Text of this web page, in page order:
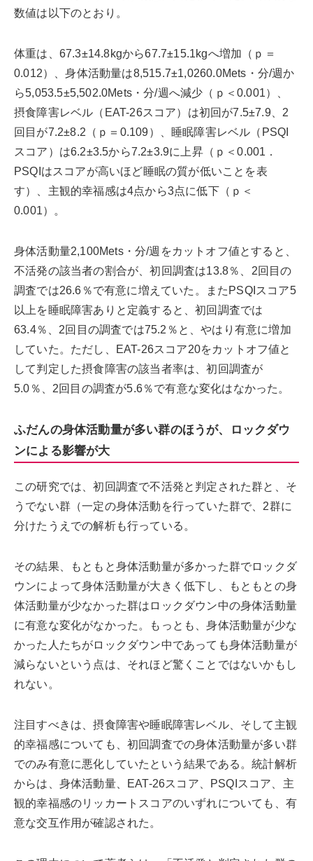
数値は以下のとおり。
体重は、67.3±14.8kgから67.7±15.1kgへ増加（ｐ＝
0.012）、身体活動量は8,515.7±1,0260.0Mets・分/週か
ら5,053.5±5,502.0Mets・分/週へ減少（ｐ＜0.001）、
摂食障害レベル（EAT-26スコア）は初回が7.5±7.9、2
回目が7.2±8.2（ｐ＝0.109）、睡眠障害レベル（PSQI
スコア）は6.2±3.5から7.2±3.9に上昇（ｐ＜0.001．
PSQIはスコアが高いほど睡眠の質が低いことを表
す）、主観的幸福感は4点から3点に低下（ｐ＜
0.001）。
身体活動量2,100Mets・分/週をカットオフ値とすると、
不活発の該当者の割合が、初回調査は13.8％、2回目の
調査では26.6％で有意に増えていた。またPSQIスコア5
以上を睡眠障害ありと定義すると、初回調査では
63.4％、2回目の調査では75.2％と、やはり有意に増加
していた。ただし、EAT-26スコア20をカットオフ値と
して判定した摂食障害の該当者率は、初回調査が
5.0％、2回目の調査が5.6％で有意な変化はなかった。
ふだんの身体活動量が多い群のほうが、ロックダウ
ンによる影響が大
この研究では、初回調査で不活発と判定された群と、そ
うでない群（一定の身体活動を行っていた群で、2群に
分けたうえでの解析も行っている。
その結果、もともと身体活動量が多かった群でロックダ
ウンによって身体活動量が大きく低下し、もともとの身
体活動量が少なかった群はロックダウン中の身体活動量
に有意な変化がなかった。もっとも、身体活動量が少な
かった人たちがロックダウン中であっても身体活動量が
減らないという点は、それほど驚くことではないかもし
れない。
注目すべきは、摂食障害や睡眠障害レベル、そして主観
的幸福感についても、初回調査での身体活動量が多い群
でのみ有意に悪化していたという結果である。統計解析
からは、身体活動量、EAT-26スコア、PSQIスコア、主
観的幸福感のリッカートスコアのいずれについても、有
意な交互作用が確認された。